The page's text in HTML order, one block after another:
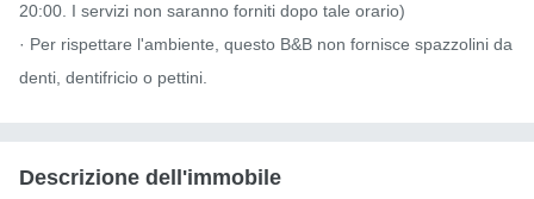
20:00. I servizi non saranno forniti dopo tale orario)
· Per rispettare l'ambiente, questo B&B non fornisce spazzolini da
denti, dentifricio o pettini.
Descrizione dell'immobile